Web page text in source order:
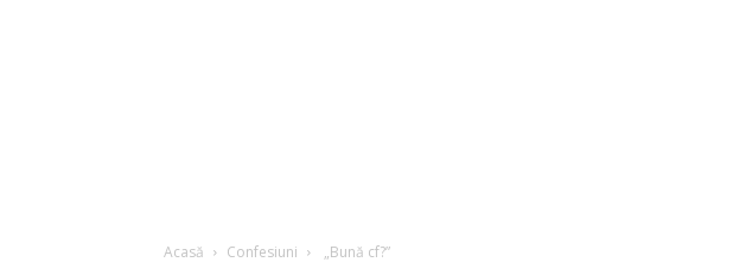
Acasă Confesiuni „Bună cf?”